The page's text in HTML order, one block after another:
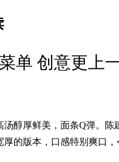
单 创意更上
汤醇厚鲜美，面条Q弹。陈
厚的版本，口感特别爽口，